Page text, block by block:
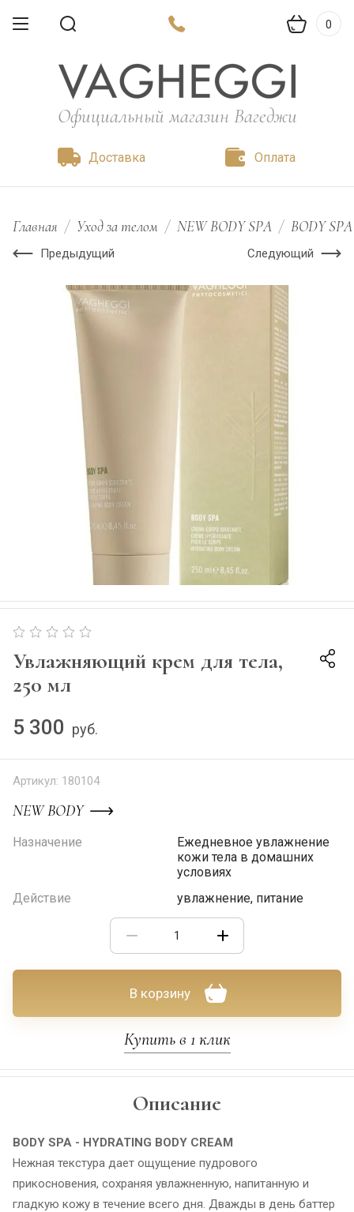
0
Официальный магазин Вагеджи
Доставка Оплата
Главная / Уход за телом / NEW BODY SPA / BODY
Предыдущий Следующий
Увлажняющий крем для тела,
250 мл
5 300 руб.
Артикул: 180104
NEW BODY
Назначение
Ежедневное увлажнение
кожи тела в домашних
условиях
Действие
увлажнение, питание
В корзину
Купить в 1 клик
Описание
BODY SPA - HYDRATING BODY CREAM
Нежная текстура дает ощущение пудрового
прикосновения, сохраняя увлажненную, напитанную и
гладкую кожу в течение всего дня. Дважды в день баттер